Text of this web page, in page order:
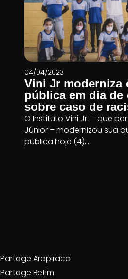
04/04/2023
Vini Jr moderniza
pública em dia de
sobre caso de
O Instituto Vini Jr. – que
Júnior – modernizou sua
pública hoje (4),...
Partage Arapiraca
Partage Betim